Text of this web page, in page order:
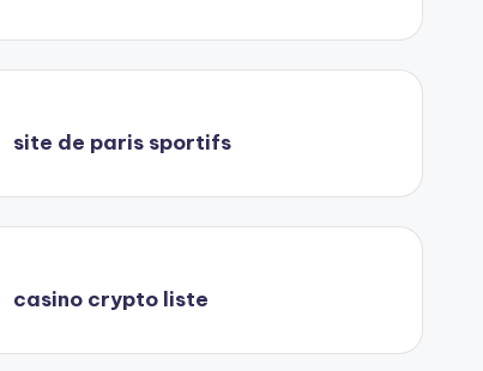
site de paris sportifs
casino crypto liste